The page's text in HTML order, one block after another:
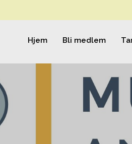
Hjem Bli medlem